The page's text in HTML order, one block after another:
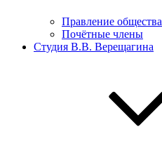
Правление общества
Почётные члены
Студия В.В. Верещагина